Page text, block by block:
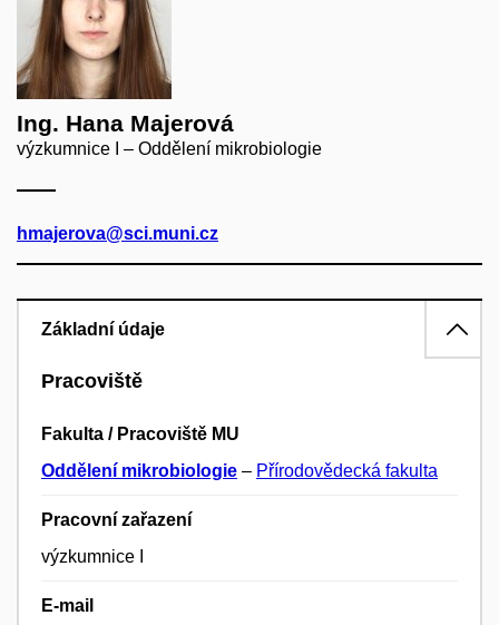
Ing. Hana Majerová
výzkumnice I – Oddělení mikrobiologie
hmajerova@sci.muni.cz
Základní údaje
Pracoviště
Fakulta / Pracoviště MU
Oddělení mikrobiologie – Přírodovědecká fakulta
Pracovní zařazení
výzkumnice I
E-mail